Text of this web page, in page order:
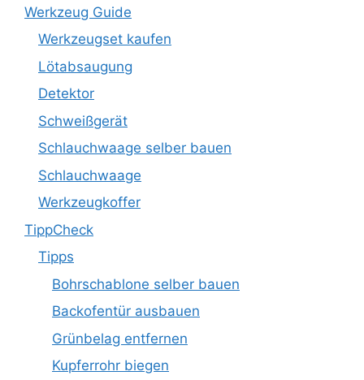
Werkzeug Guide
Werkzeugset kaufen
Lötabsaugung
Detektor
Schweißgerät
Schlauchwaage selber bauen
Schlauchwaage
Werkzeugkoffer
TippCheck
Tipps
Bohrschablone selber bauen
Backofentür ausbauen
Grünbelag entfernen
Kupferrohr biegen